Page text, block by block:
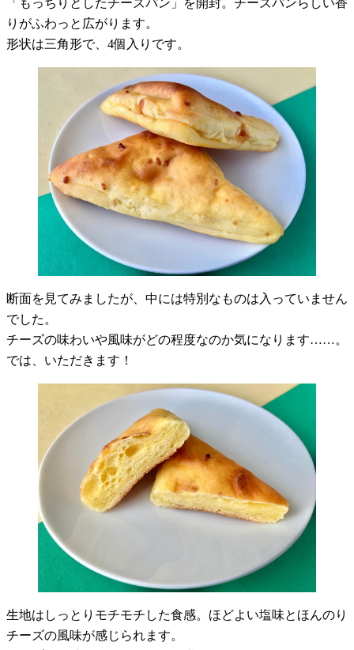
りがふわっと広がります。
形状は三角形で、4個入りです。
断面を見てみましたが、中には特別なものは入っていません
でした。
チーズの味わいや風味がどの程度なのか気になります……。
では、いただきます！
生地はしっとりモチモチした食感。ほどよい塩味とほんのり
チーズの風味が感じられます。